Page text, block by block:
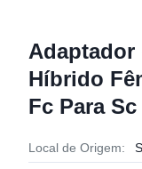
Adaptador
Híbrido
Fc Para Sc
Local de Origem: